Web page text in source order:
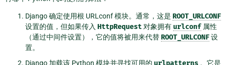
Django 确定使用根 URLconf 模块。通常，这是 ROOT_URLCONF
设置的值，但如果传入 HttpRequest 对象拥有 urlconf 属性
（通过中间件设置），它的值将被用来代替ROOT_URLCONF设
置。
Django 加载该 Python 模块并寻找可用的
。它是